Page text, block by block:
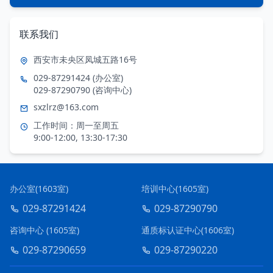
联系我们
西安市未央区凤城五路16号
029-87291424 (办公室)
029-87290790 (咨询中心)
sxzlrz@163.com
工作时间：周一至周五
9:00-12:00, 13:30-17:30
办公室(1603室)
029-87291424
培训中心(1605室)
029-87290790
咨询中心 (1605室)
029-87290659
通质标认证中心(1606室)
029-87290220